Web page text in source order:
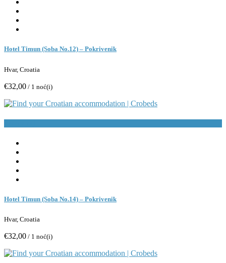
Hotel Timun (Soba No.12) – Pokrivenik
Hvar, Croatia
€32,00 / 1 noć(i)
Hotel Timun (Soba No.14) – Pokrivenik
Hvar, Croatia
€32,00 / 1 noć(i)